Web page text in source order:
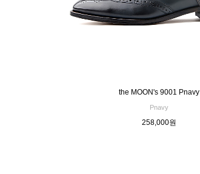
the MOON's 9001 Pnavy
Pnavy
258,000원